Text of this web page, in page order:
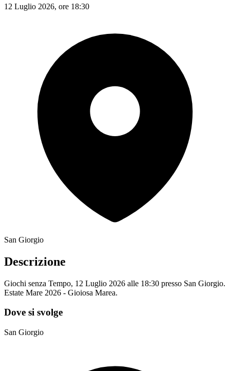
12 Luglio 2026, ore 18:30
San Giorgio
Descrizione
Giochi senza Tempo, 12 Luglio 2026 alle 18:30 presso San Giorgio.
Estate Mare 2026 - Gioiosa Marea.
Dove si svolge
San Giorgio